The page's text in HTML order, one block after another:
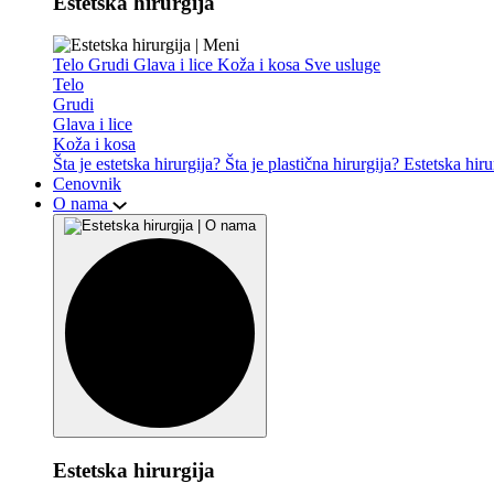
Telo Grudi Glava i lice Koža i kosa Sve usluge
Telo
Grudi
Glava i lice
Koža i kosa
Šta je estetska hirurgija? Šta je plastična hirurgija? Estetska
Cenovnik
O nama
Estetska hirurgija